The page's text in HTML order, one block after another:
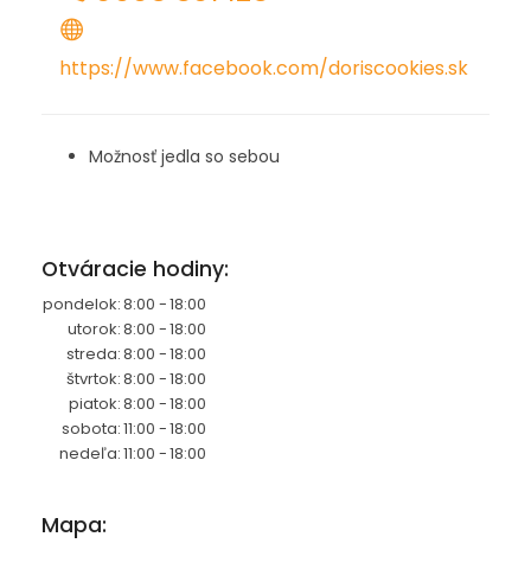
https://www.facebook.com/doriscookies.sk
Možnosť jedla so sebou
Otváracie hodiny:
pondelok:8:00 -18:00
utorok:8:00 -18:00
streda:8:00 -18:00
štvrtok:8:00 -18:00
piatok:8:00 -18:00
sobota:11:00 -18:00
nedeľa:11:00 -18:00
Mapa: